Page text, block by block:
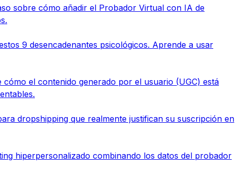
sobre cómo añadir el Probador Virtual con IA de
9 desencadenantes psicológicos. Aprende a usar
cómo el contenido generado por el usuario (UGC) está
dropshipping que realmente justifican su suscripción en
hiperpersonalizado combinando los datos del probador